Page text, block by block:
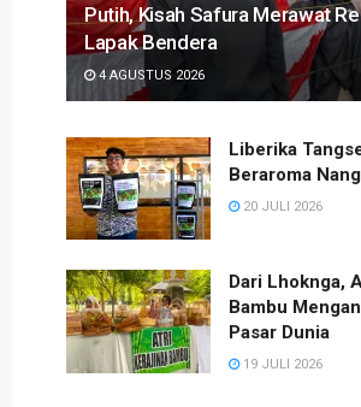
Putih, Kisah Safura Merawat
Lapak Bendera
4 AGUSTUS 2026
Liberika
Beraroma
20 JULI 2026
Dari Lhoknga,
Bambu
Pasar Dunia
19 JULI 2026